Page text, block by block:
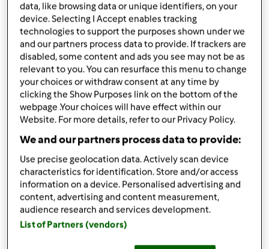
sob., 01/02/2021 - 18:44
Przygotowywanie zdrowych dań nie musi być
czasochłonne. Najważniejszy jest plan. Jeśli co tydzień
zaplanujesz sobie co będziesz jeść, zrobisz odpowiednie
zakupy, to nie tylko oszczędzisz czas, ale i zmniejszysz
marnowanie żywności. Jestem dietetykiem i układam
bardzo elastyczne jadłospisy, które można dopasować do
swoich możliwości czasowych w danym dniu. Zapraszam
na moją stronęhttps://jeszfresh.pl/Zawsze warto na
samym początku współpracy powiedzieć na czym Ci
zależy i jakie masz oczekiwania względem przepisów, w
data, like browsing data or unique identifiers, on your
device. Selecting I Accept enables tracking
technologies to support the purposes shown under we
and our partners process data to provide. If trackers are
disabled, some content and ads you see may not be as
relevant to you. You can resurface this menu to change
your choices or withdraw consent at any time by
clicking the Show Purposes link on the bottom of the
webpage .Your choices will have effect within our
Website. For more details, refer to our Privacy Policy.
We and our partners process data to provide:
Use precise geolocation data. Actively scan device
characteristics for identification. Store and/or access
information on a device. Personalised advertising and
content, advertising and content measurement,
audience research and services development.
List of Partners (vendors)